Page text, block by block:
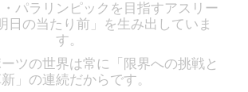
パラリンピックを目指すアスリー
日の当たり前」を生み出していま
す。
ツの世界は常に「限界への挑戦と
」の連続だからです。